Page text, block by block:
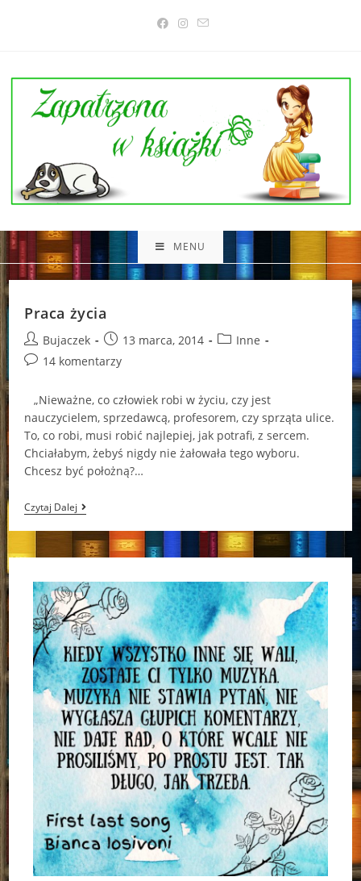
MENU
Praca życia
Post
author:
Bujaczek
Post
published:
13 marca, 2014
PostInne
Post14 komentarzy
„Nieważne, co człowiek robi w życiu, czy jest
nauczycielem, sprzedawcą, profesorem, czy sprząta ulice.
To, co robi, musi robić najlepiej, jak potrafi, z sercem.
Chciałabym, żebyś nigdy nie żałowała tego wyboru.
Chcesz być położną?…
Czytaj DalejPraca
Życia